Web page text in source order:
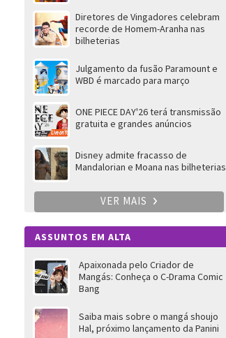
Diretores de Vingadores celebram
recorde de Homem-Aranha nas
bilheterias
Julgamento da fusão Paramount e
WBD é marcado para março
ONE PIECE DAY'26 terá transmissão
gratuita e grandes anúncios
Disney admite fracasso de
Mandalorian e Moana nas bilheterias
VER MAIS
ASSUNTOS EM ALTA
Apaixonada pelo Criador de
Mangás: Conheça o C-Drama Comic
Bang
Saiba mais sobre o mangá shoujo
Hal, próximo lançamento da Panini